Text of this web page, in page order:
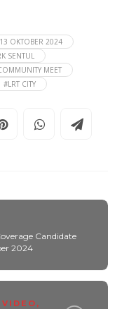
OKTOBER 2024
SENTUL
MEET
#LRT CITY
Candidate
2024
VIDEO ,